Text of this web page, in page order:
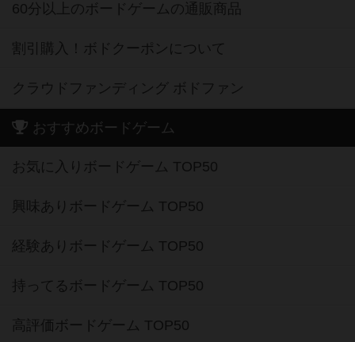
60分以上のボードゲームの通販商品
割引購入！ボドクーポンについて
クラウドファンディング ボドファン
おすすめボードゲーム
お気に入りボードゲーム TOP50
興味ありボードゲーム TOP50
経験ありボードゲーム TOP50
持ってるボードゲーム TOP50
高評価ボードゲーム TOP50